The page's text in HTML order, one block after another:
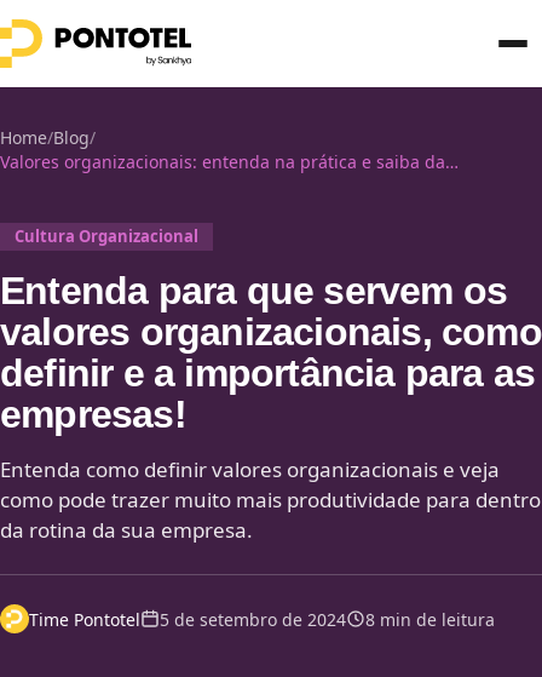
Home/Blog/
Valores organizacionais: entenda na prática e saiba da
Cultura Organizacional
Entenda para que servem os
valores organizacionais, como
definir e a importância para as
empresas!
Entenda como definir valores organizacionais e veja
como pode trazer muito mais produtividade para dentro
da rotina da sua empresa.
Time Pontotel 5 de setembro de 2024 8 min de leitura